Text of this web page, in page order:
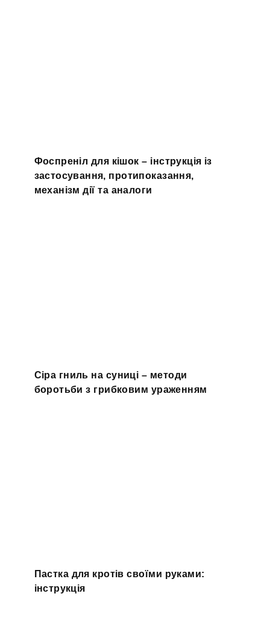
Фоспреніл для кішок – інструкція із
застосування, протипоказання,
механізм дії та аналоги
Сіра гниль на суниці – методи
боротьби з грибковим ураженням
Пастка для кротів своїми руками:
інструкція